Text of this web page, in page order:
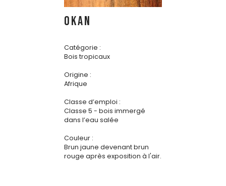
OKAN
Catégorie :
Bois tropicaux
Origine :
Afrique
Classe d’emploi :
Classe 5 - bois immergé
dans l’eau salée
Couleur :
Brun jaune devenant brun
rouge après exposition à l'air.